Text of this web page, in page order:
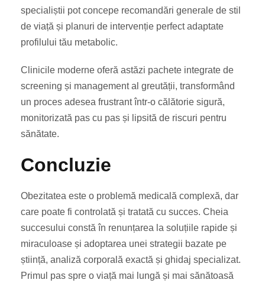
specialiștii pot concepe recomandări generale de stil
de viață și planuri de intervenție perfect adaptate
profilului tău metabolic.
Clinicile moderne oferă astăzi pachete integrate de
screening și management al greutății, transformând
un proces adesea frustrant într-o călătorie sigură,
monitorizată pas cu pas și lipsită de riscuri pentru
sănătate.
Concluzie
Obezitatea este o problemă medicală complexă, dar
care poate fi controlată și tratată cu succes. Cheia
succesului constă în renunțarea la soluțiile rapide și
miraculoase și adoptarea unei strategii bazate pe
știință, analiză corporală exactă și ghidaj specializat.
Primul pas spre o viață mai lungă și mai sănătoasă